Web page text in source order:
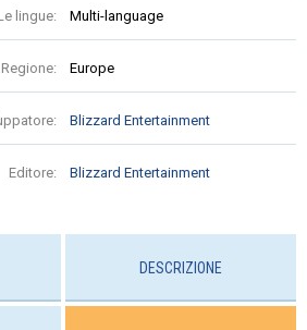
lingue: Multi-language
Regione: Europe
Blizzard Entertainment
Editore: Blizzard Entertainment
DESCRIZIONE